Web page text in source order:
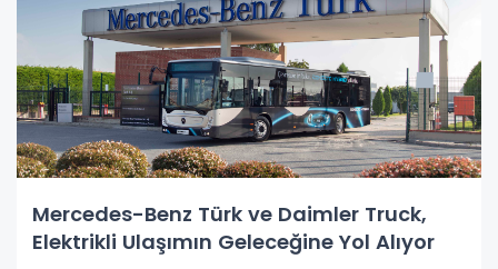
Mercedes-Benz Türk ve Daimler Truck,
Elektrikli Ulaşımın Geleceğine Yol Alıyor